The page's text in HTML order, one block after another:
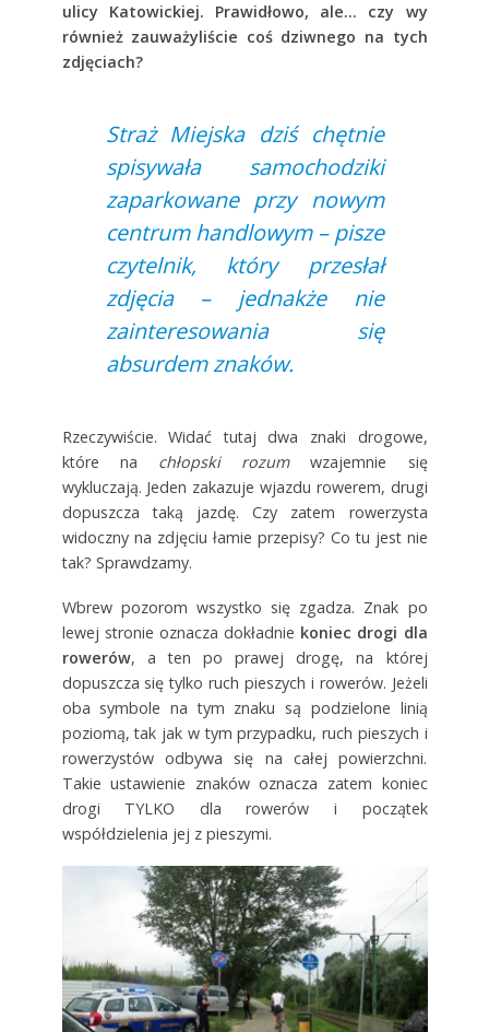
ulicy Katowickiej. Prawidłowo, ale… czy wy
również zauważyliście coś dziwnego na tych
zdjęciach?
Straż Miejska dziś chętnie
spisywała samochodziki
zaparkowane przy nowym
centrum handlowym – pisze
czytelnik, który przesłał
zdjęcia – jednakże nie
zainteresowania się
absurdem znaków.
Rzeczywiście. Widać tutaj dwa znaki drogowe,
które na chłopski rozumwzajemnie się
wykluczają. Jeden zakazuje wjazdu rowerem, drugi
dopuszcza taką jazdę. Czy zatem rowerzysta
widoczny na zdjęciu łamie przepisy? Co tu jest nie
tak? Sprawdzamy.
Wbrew pozorom wszystko się zgadza. Znak po
lewej stronie oznacza dokładnie koniec drogi dla
rowerów, a ten po prawej drogę, na której
dopuszcza się tylko ruch pieszych i rowerów. Jeżeli
oba symbole na tym znaku są podzielone linią
poziomą, tak jak w tym przypadku, ruch pieszych i
rowerzystów odbywa się na całej powierzchni.
Takie ustawienie znaków oznacza zatem koniec
drogi TYLKO dla rowerów i początek
współdzielenia jej z pieszymi.